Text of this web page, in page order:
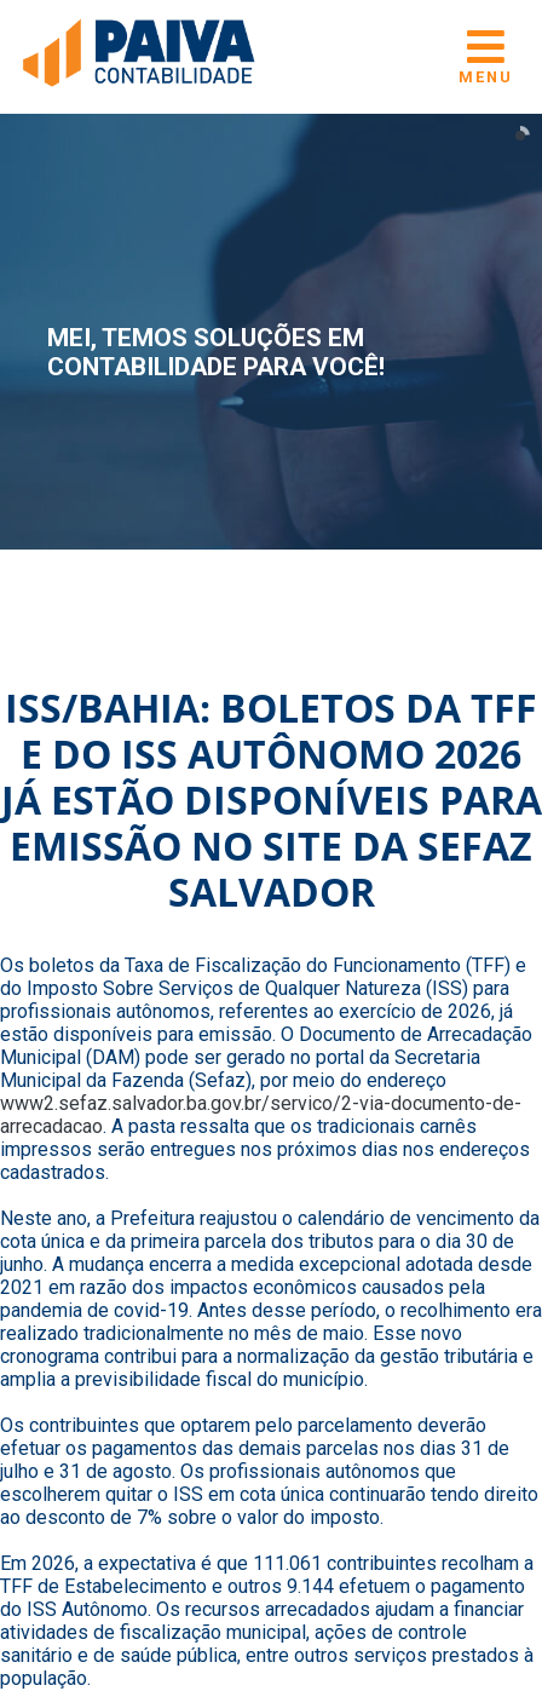
MENU
MEI, TEMOS SOLUÇÕES EM
CONTABILIDADE PARA VOCÊ!
ISS/BAHIA: BOLETOS DA TFF
E DO ISS AUTÔNOMO 2026
JÁ ESTÃO DISPONÍVEIS PARA
EMISSÃO NO SITE DA SEFAZ
SALVADOR
Os boletos da Taxa de Fiscalização do Funcionamento (TFF) e
do Imposto Sobre Serviços de Qualquer Natureza (ISS) para
profissionais autônomos, referentes ao exercício de 2026, já
estão disponíveis para emissão. O Documento de Arrecadação
Municipal (DAM) pode ser gerado no portal da Secretaria
Municipal da Fazenda (Sefaz), por meio do endereço
www2.sefaz.salvador.ba.gov.br/servico/2-via-documento-de-
arrecadacao. A pasta ressalta que os tradicionais carnês
impressos serão entregues nos próximos dias nos endereços
cadastrados.
Neste ano, a Prefeitura reajustou o calendário de vencimento da
cota única e da primeira parcela dos tributos para o dia 30 de
junho. A mudança encerra a medida excepcional adotada desde
2021 em razão dos impactos econômicos causados pela
pandemia de covid-19. Antes desse período, o recolhimento era
realizado tradicionalmente no mês de maio. Esse novo
cronograma contribui para a normalização da gestão tributária e
amplia a previsibilidade fiscal do município.
Os contribuintes que optarem pelo parcelamento deverão
efetuar os pagamentos das demais parcelas nos dias 31 de
julho e 31 de agosto. Os profissionais autônomos que
escolherem quitar o ISS em cota única continuarão tendo direito
ao desconto de 7% sobre o valor do imposto.
Em 2026, a expectativa é que 111.061 contribuintes recolham a
TFF de Estabelecimento e outros 9.144 efetuem o pagamento
do ISS Autônomo. Os recursos arrecadados ajudam a financiar
atividades de fiscalização municipal, ações de controle
sanitário e de saúde pública, entre outros serviços prestados à
população.